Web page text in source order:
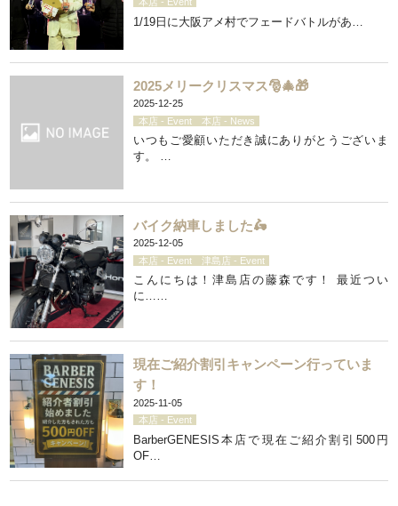
1/19日に大阪アメ村でフェードバトルがあ…
2025メリークリスマス🎅🎄🎁
2025-12-25
本店 - Event
本店 - News
いつもご愛顧いただき誠にありがとうございま
す。 …
バイク納車しました🛵
2025-12-05
本店 - Event
津島店 - Event
こんにちは！津島店の藤森です！ 最近つい
に……
現在ご紹介割引キャンペーン行っていま
す！
2025-11-05
本店 - Event
BarberGENESIS本店で現在ご紹介割引500円
OF…